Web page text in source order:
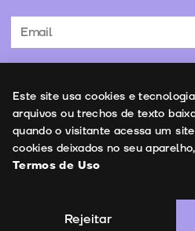
Subscrever Newsletter
Copyright © 2026 | Leopardo Filmes
Este site usa cookies e
arquivos ou trechos de texto
quando o visitante acessa um
cookies deixados no seu
Termos de Uso
Rejeitar